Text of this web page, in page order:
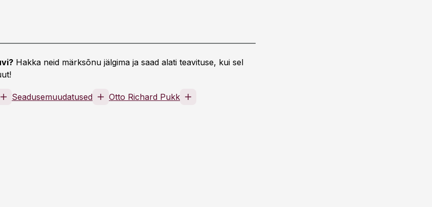
Hakka neid märksõnu jälgima ja saad alati teavituse, kui sel
Seadusemuudatused Otto Richard Pukk